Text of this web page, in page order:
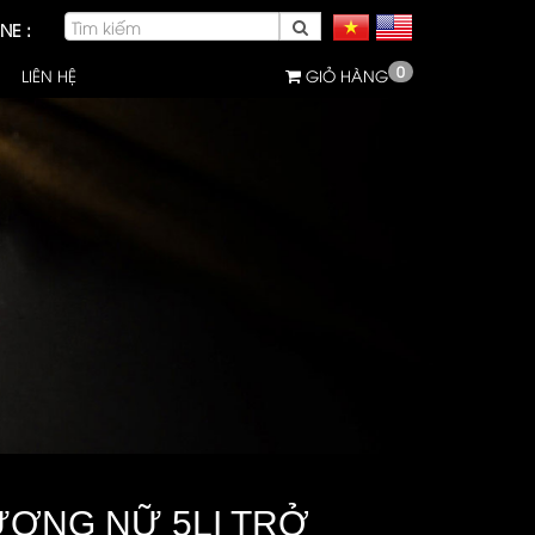
:
LIÊN HỆ GIỎ HÀNG 0
NỮ 5LI TRỞ